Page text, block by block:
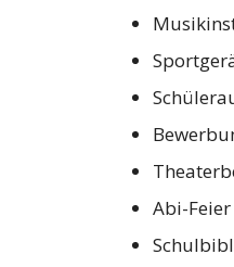
Abi-Feier